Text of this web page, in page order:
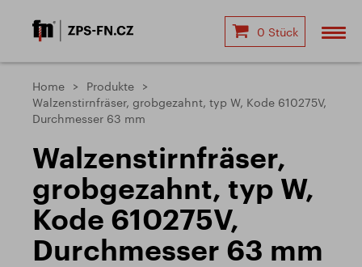
0 Stück
Home
Produkte
Walzenstirnfräser, grobgezahnt, typ W, Kode 610275V,
Durchmesser 63 mm
Walzenstirnfräser,
grobgezahnt, typ W,
Kode 610275V,
Durchmesser 63 mm